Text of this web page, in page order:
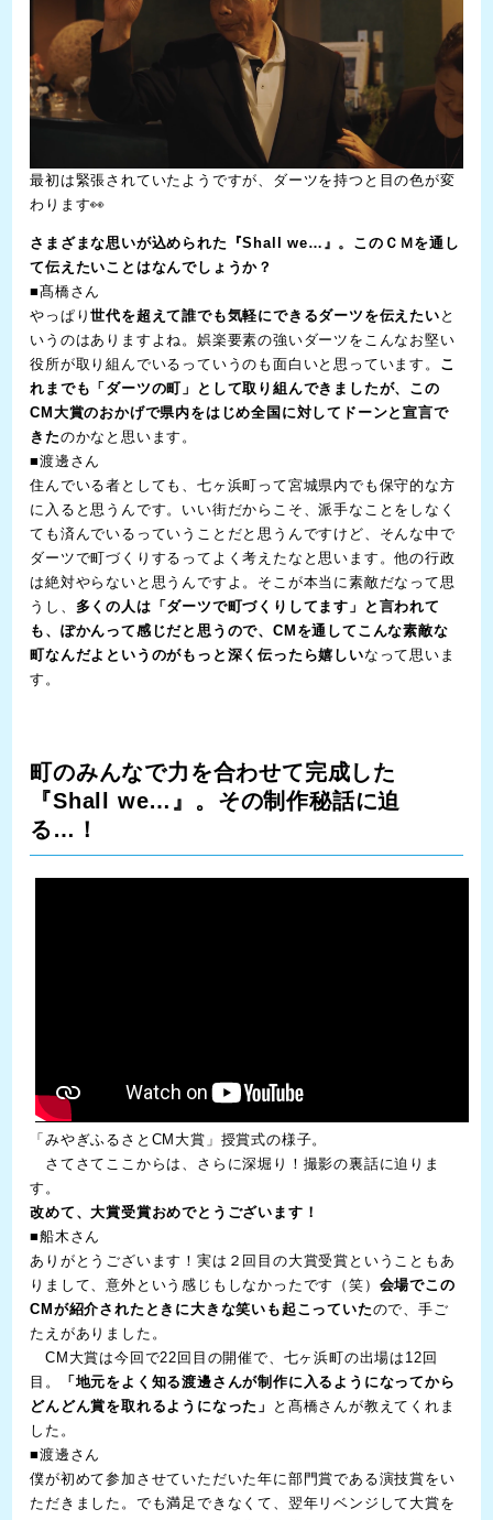
最初は緊張されていたようですが、ダーツを持つと目の色が変
わります👀
さまざまな思いが込められた『Shall we…』。このＣＭを通し
て伝えたいことはなんでしょうか？
■髙橋さん
やっぱり世代を超えて誰でも気軽にできるダーツを伝えたい と
いうのはありますよね。娯楽要素の強いダーツをこんなお堅い
役所が取り組んでいるっていうのも面白いと思っています。 こ
れまでも「ダーツの町」として取り組んできましたが、この
CM大賞のおかげで県内をはじめ全国に対してドーンと宣言で
きたのかなと思います。
■渡邊さん
住んでいる者としても、七ヶ浜町って宮城県内でも保守的な方
に入ると思うんです。いい街だからこそ、派手なことをしなく
ても済んでいるっていうことだと思うんですけど、そんな中で
ダーツで町づくりするってよく考えたなと思います。他の行政
は絶対やらないと思うんですよ。そこが本当に素敵だなって思
うし、 多くの人は「ダーツで町づくりしてます」と言われて
も、ぽかんって感じだと思うので、CMを通してこんな素敵な
町なんだよというのがもっと深く伝ったら嬉しいなって思いま
す。
町のみんなで力を合わせて完成した
『Shall we…』。その制作秘話に迫
る…！
「みやぎふるさとCM大賞」授賞式の様子。
さてさてここからは、さらに深堀り！撮影の裏話に迫りま
す。
改めて、大賞受賞おめでとうございます！
■船木さん
ありがとうございます！実は２回目の大賞受賞ということもあ
りまして、意外という感じもしなかったです（笑） 会場でこの
CMが紹介されたときに大きな笑いも起こっていたので、手ご
たえがありました。
CM大賞は今回で22回目の開催で、七ヶ浜町の出場は12回
目。
「地元をよく知る渡邊さんが制作に入るようになってから
どんどん賞を取れるようになった」
と髙橋さんが教えてくれま
した。
■渡邊さん
僕が初めて参加させていただいた年に部門賞である演技賞をい
ただきました。でも満足できなくて、翌年リベンジして大賞を